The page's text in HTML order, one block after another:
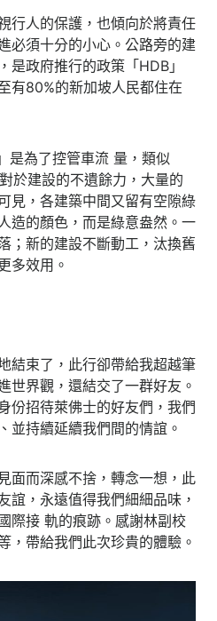
行人的保護，也傾向於將責任
必須十分的小心。公路旁的建
是政府推行的政策「HDB」
80%的新加坡人民都住在
是為了控管車流 量，類似
於建設的不遺餘力，大量的
見，各建築中間又留有空隙綠
造的顏色，而是綠意盎然。一
；新的建設不斷動工，汰換舊
多效用。
結束了，此行卻帶給我超越筆
世界觀，還結交了一群好友。
份招待萊佛士的好友們，我們
並持續延續我們間的情誼。
面而深感不捨，轉念一想，此
誼，永遠值得我們細細品味，
際接 軌的痕跡。感謝林副校
，帶給我們此次珍貴的體驗。